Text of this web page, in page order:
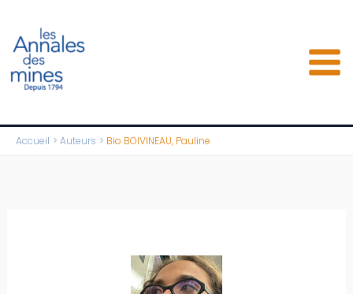
contenu
Accueil Auteurs Bio BOIVINEAU, Pauline